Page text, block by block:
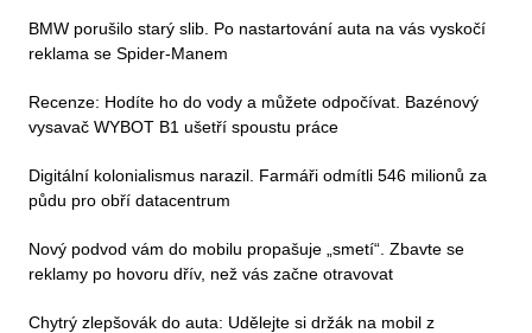
BMW porušilo starý slib. Po nastartování auta na vás vyskočí
reklama se Spider-Manem
Recenze: Hodíte ho do vody a můžete odpočívat. Bazénový
vysavač WYBOT B1 ušetří spoustu práce
Digitální kolonialismus narazil. Farmáři odmítli 546 milionů za
půdu pro obří datacentrum
Nový podvod vám do mobilu propašuje „smetí“. Zbavte se
reklamy po hovoru dřív, než vás začne otravovat
Chytrý zlepšovák do auta: Udělejte si držák na mobil z